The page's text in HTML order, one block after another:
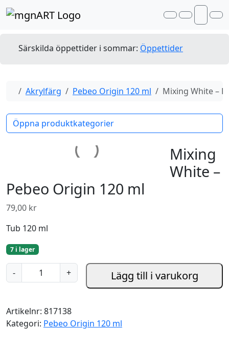
Skip to content
Skip to footer
SearchAccount
Cart
Särskilda öppettider i sommar: Öppettider
Home
Akrylfärg Pebeo Origin 120 ml Mixing White –
Öppna produktkategorier
Mixing
White –
Pebeo Origin 120 ml
79,00 kr
Tub 120 ml
7 i lager
-
i
n
g
+ Lägg till i varukorg
Artikelnr: 817138
Kategori: Pebeo Origin 120 ml